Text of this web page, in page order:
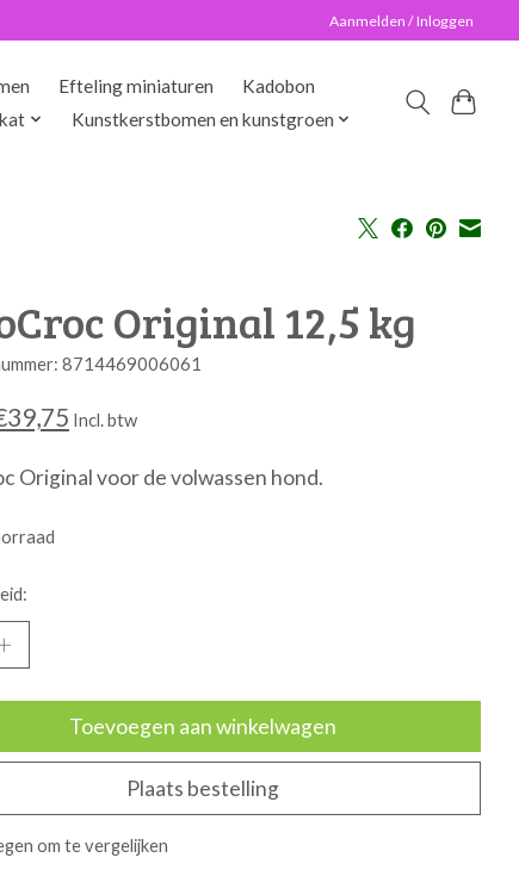
Aanmelden / Inloggen
Efteling miniaturen
Kadobon
kat Kunstkerstbomen en kunstgroen
Original 12,5 kg
8714469006061
Incl. btw
Original voor de volwassen hond.
Toevoegen aan winkelwagen
Plaats bestelling
om te vergelijken